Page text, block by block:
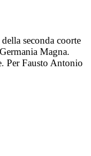
seconda coorte
Magna.
Per Fausto Antonio